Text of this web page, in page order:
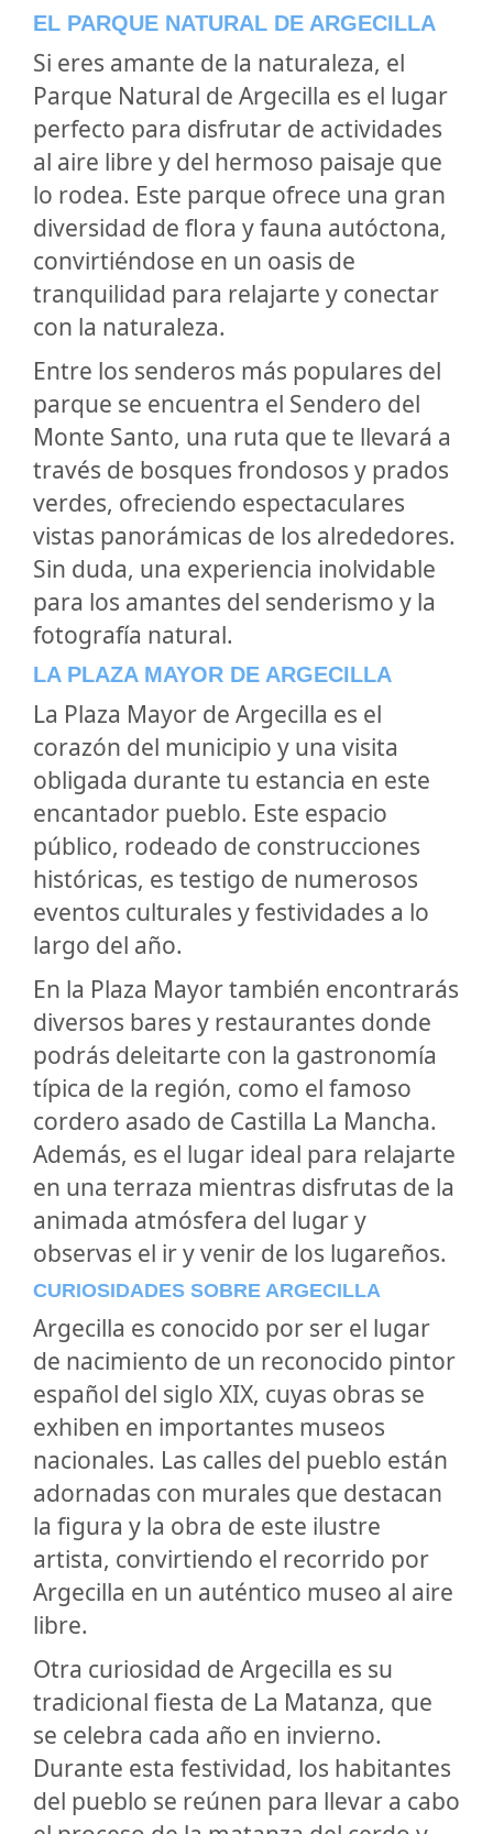
EL PARQUE NATURAL DE ARGECILLA
Si eres amante de la naturaleza, el
Parque Natural de Argecilla es el lugar
perfecto para disfrutar de actividades
al aire libre y del hermoso paisaje que
lo rodea. Este parque ofrece una gran
diversidad de flora y fauna autóctona,
convirtiéndose en un oasis de
tranquilidad para relajarte y conectar
con la naturaleza.
Entre los senderos más populares del
parque se encuentra el Sendero del
Monte Santo, una ruta que te llevará a
través de bosques frondosos y prados
verdes, ofreciendo espectaculares
vistas panorámicas de los alrededores.
Sin duda, una experiencia inolvidable
para los amantes del senderismo y la
fotografía natural.
LA PLAZA MAYOR DE ARGECILLA
La Plaza Mayor de Argecilla es el
corazón del municipio y una visita
obligada durante tu estancia en este
encantador pueblo. Este espacio
público, rodeado de construcciones
históricas, es testigo de numerosos
eventos culturales y festividades a lo
largo del año.
En la Plaza Mayor también encontrarás
diversos bares y restaurantes donde
podrás deleitarte con la gastronomía
típica de la región, como el famoso
cordero asado de Castilla La Mancha.
Además, es el lugar ideal para relajarte
en una terraza mientras disfrutas de la
animada atmósfera del lugar y
observas el ir y venir de los lugareños.
CURIOSIDADES SOBRE ARGECILLA
Argecilla es conocido por ser el lugar
de nacimiento de un reconocido pintor
español del siglo XIX, cuyas obras se
exhiben en importantes museos
nacionales. Las calles del pueblo están
adornadas con murales que destacan
la figura y la obra de este ilustre
artista, convirtiendo el recorrido por
Argecilla en un auténtico museo al aire
libre.
Otra curiosidad de Argecilla es su
tradicional fiesta de La Matanza, que
se celebra cada año en invierno.
Durante esta festividad, los habitantes
del pueblo se reúnen para llevar a cabo